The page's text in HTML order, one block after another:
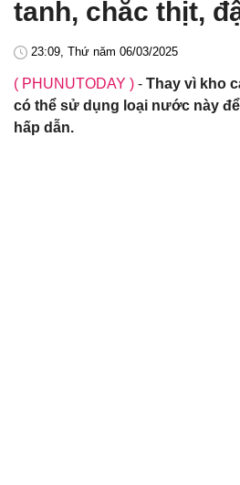
tanh, chắc thịt,
23:09, Thứ năm 06/03/2025
( PHUNUTODAY ) - Thay vì kho
có thể sử dụng loại nước này
hấp dẫn.